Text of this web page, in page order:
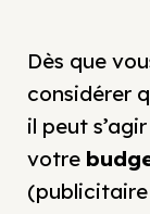
Dès que
considérer
il peut
votre
(publicitaire